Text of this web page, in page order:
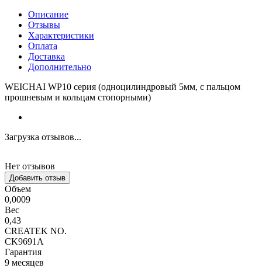
Описание
Отзывы
Характеристики
Оплата
Доставка
Дополнительно
WEICHAI WP10 серия (одноцилиндровый 5мм, с пальцом
прошневым и кольцам стопорными)
Загрузка отзывов...
Нет отзывов
Добавить отзыв
Объем
0,0009
Вес
0,43
CREATEK NO.
CK9691A
Гарантия
9 месяцев